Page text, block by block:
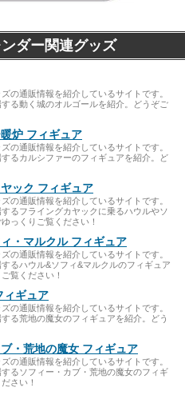
ダー関連グッズ
の通販情報を紹介しているサイトです。
る動く城のオルゴールを紹介。どうぞご
炉 フィギュア
の通販情報を紹介しているサイトです。
るカルシファーのフィギュアを紹介。ど
ック フィギュア
の通販情報を紹介しているサイトです。
るフライングカヤックに乗るハウルやソ
っくりご覧ください！
・マルクル フィギュア
の通販情報を紹介しているサイトです。
るハウル&ソフィ&マルクルのフィギュア
覧ください！
ィギュア
の通販情報を紹介しているサイトです。
る荒地の魔女のフィギュアを紹介。どう
・荒地の魔女 フィギュア
の通販情報を紹介しているサイトです。
るソフィー・カブ・荒地の魔女のフィギ
さい！